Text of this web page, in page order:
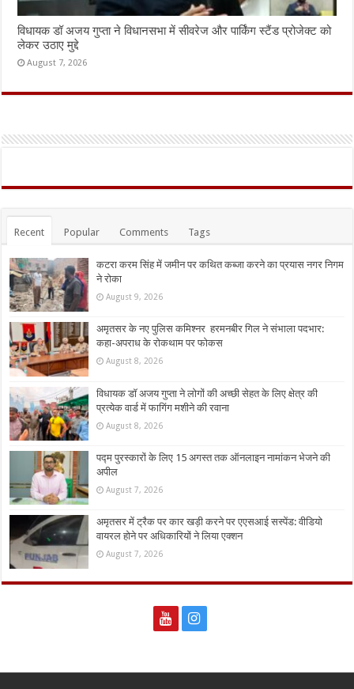
विधायक डॉ अजय गुप्ता ने विधानसभा में सीवरेज और पार्किंग स्टैंड प्रोजेक्ट को
लेकर उठाए मुद्दे
August 7, 2026
Recent Popular Comments Tags
कटरा करम सिंह में जमीन पर कथित कब्जा करने का प्रयास नगर निगम
ने रोका
August 9, 2026
अमृतसर के नए पुलिस कमिश्नर हरमनबीर गिल ने संभाला पदभार:
कहा-अपराध के रोकथाम पर फोकस
August 8, 2026
विधायक डॉ अजय गुप्ता ने लोगों की अच्छी सेहत के लिए क्षेत्र की
प्रत्येक वार्ड में फागिंग मशीने की रवाना
August 8, 2026
पद्म पुरस्कारों के लिए 15 अगस्त तक ऑनलाइन नामांकन भेजने की
अपील
August 7, 2026
अमृतसर में ट्रैक पर कार खड़ी करने पर एएसआई सस्पेंड: वीडियो
वायरल होने पर अधिकारियों ने लिया एक्शन
August 7, 2026